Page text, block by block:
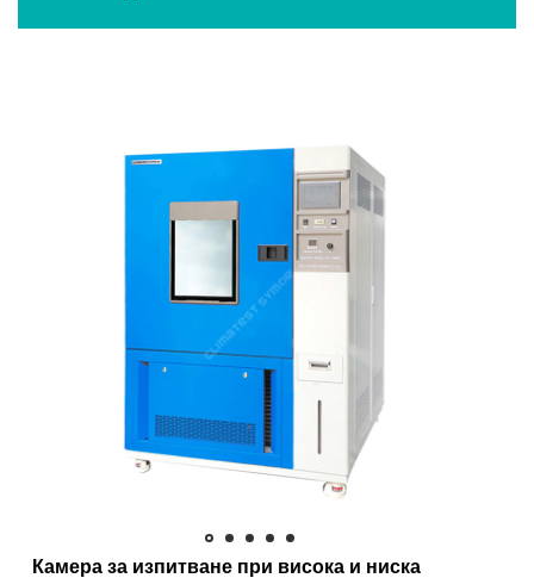
Камера за изпитване при висока и ниска